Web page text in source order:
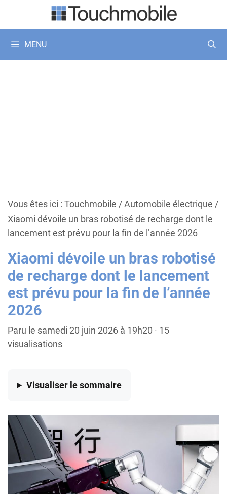
MENU
Vous êtes ici : Touchmobile /Automobile électrique /
Xiaomi dévoile un bras robotisé de recharge dont le
lancement est prévu pour la fin de l’année 2026
Xiaomi dévoile un bras robotisé
de recharge dont le lancement
est prévu pour la fin de l’année
2026
Paru le samedi 20 juin 2026 à 19h20 · 15
visualisations
Visualiser le sommaire